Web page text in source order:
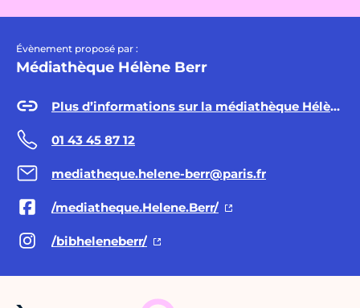
Évènement proposé par :
Médiathèque Hélène Berr
Plus d’informations sur la médiathèque Hélène Berr
01 43 45 87 12
mediatheque.helene-berr@paris.fr
/mediatheque.Helene.Berr/
/bibheleneberr/